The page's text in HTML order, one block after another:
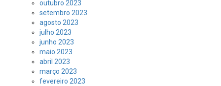
outubro 2023
setembro 2023
agosto 2023
julho 2023
junho 2023
maio 2023
abril 2023
março 2023
fevereiro 2023